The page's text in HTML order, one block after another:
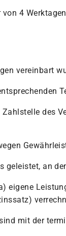
4
vereinbart
des
geleistet, an
eigene
mit der